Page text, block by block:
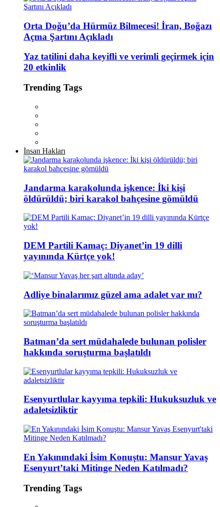
Orta Doğu’da Hürmüz Bilmecesi! İran, Boğazı
Açma Şartını Açıkladı
Yaz tatilini daha keyifli ve verimli geçirmek için
20 etkinlik
Trending Tags
İnsan Hakları
Jandarma karakolunda işkence: İki kişi
öldürüldü; biri karakol bahçesine gömüldü
DEM Partili Kamaç: Diyanet’in 19 dilli
yayınında Kürtçe yok!
Adliye binalarımız güzel ama adalet var mı?
Batman’da sert müdahalede bulunan polisler
hakkında soruşturma başlatıldı
Esenyurtlular kayyıma tepkili: Hukuksuzluk ve
adaletsizliktir
En Yakınındaki İsim Konuştu: Mansur Yavaş
Esenyurt’taki Mitinge Neden Katılmadı?
Trending Tags